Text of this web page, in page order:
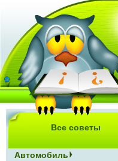
Все советы
Автомобиль